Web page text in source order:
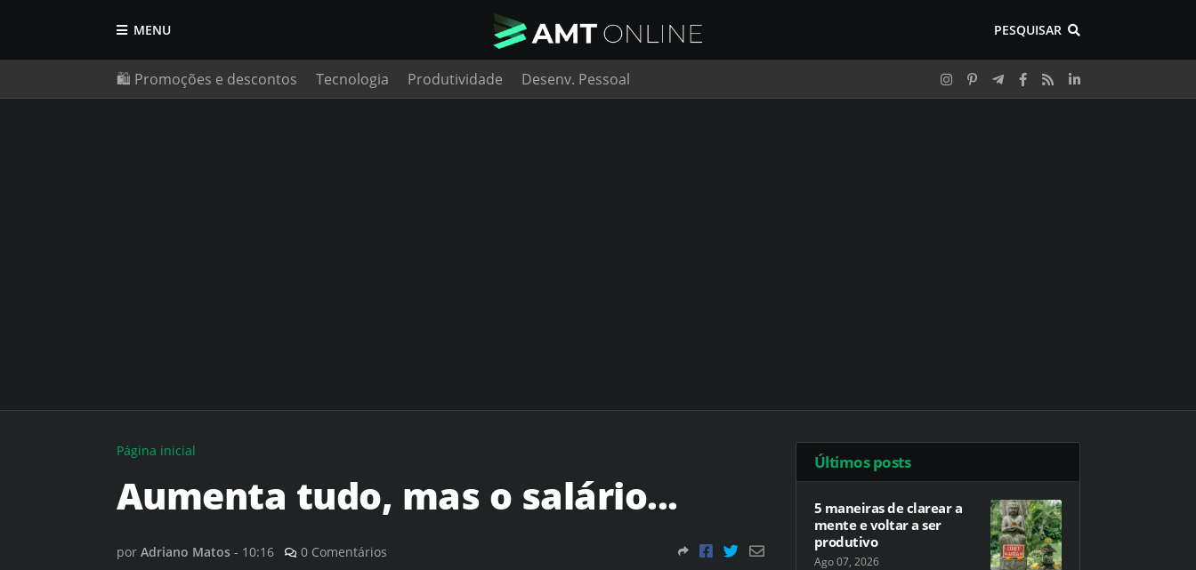
MENU PESQUISAR
🛍️ Promoções e descontos Tecnologia Produtividade Desenv. Pessoal
Página inicial
Aumenta tudo, mas o salário...
por Adriano Matos - 10:16 0 Comentários
Últimos posts
5 maneiras de clarear a
mente e voltar a ser
produtivo
Ago 07, 2026